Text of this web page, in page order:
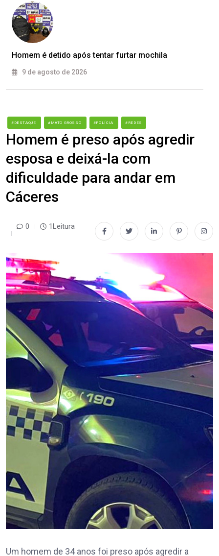
Homem é detido após tentar furtar mochila
9 de agosto de 2026
#DESTAQUE #MATO GROSSO #POLÍCIA #REDES
Homem é preso após agredir
esposa e deixá-la com
dificuldade para andar em
Cáceres
0 1Leitura
Um homem de 34 anos foi preso após agredir a